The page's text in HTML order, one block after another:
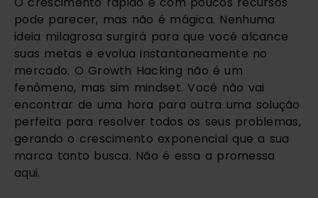
pode parecer, mas não é mágica. Nenhuma
ideia milagrosa surgirá para que você alcance
suas metas e evolua instantaneamente no
mercado. O Growth Hacking não é um
fenômeno, mas sim mindset. Você não vai
encontrar de uma hora para outra uma solução
perfeita para resolver todos os seus problemas,
gerando o crescimento exponencial que a sua
marca tanto busca. Não é essa a promessa
aqui.